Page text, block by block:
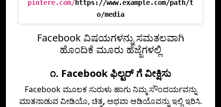
pintere.com/https://www.example.com/path/t
o/media
Facebook ವಿಷಯಗಳನ್ನು ಸಮತಲವಾಗಿ
ಹೊಂದಿಕೆ ಮೂರು ಹೆಜ್ಜೆಗಳಲ್ಲಿ
೧. Facebook ಫಿಲ್ಟರ್ ಗೆ ವೀಕ್ಷಿಸು
Facebook ಮೂಲಕ ಸುರುಳು ಹಾಗು ನಿಮ್ಮ ಸೌಂದರ್ಯವನ್ನು
ಮಾತನಾಡುವ ವೀಡಿಯೊ, ಚಿತ್ರ, ಅಥವಾ ಆಡಿಯೊವನ್ನು ಇಲ್ಲಿ ಇರಿಸಿ.